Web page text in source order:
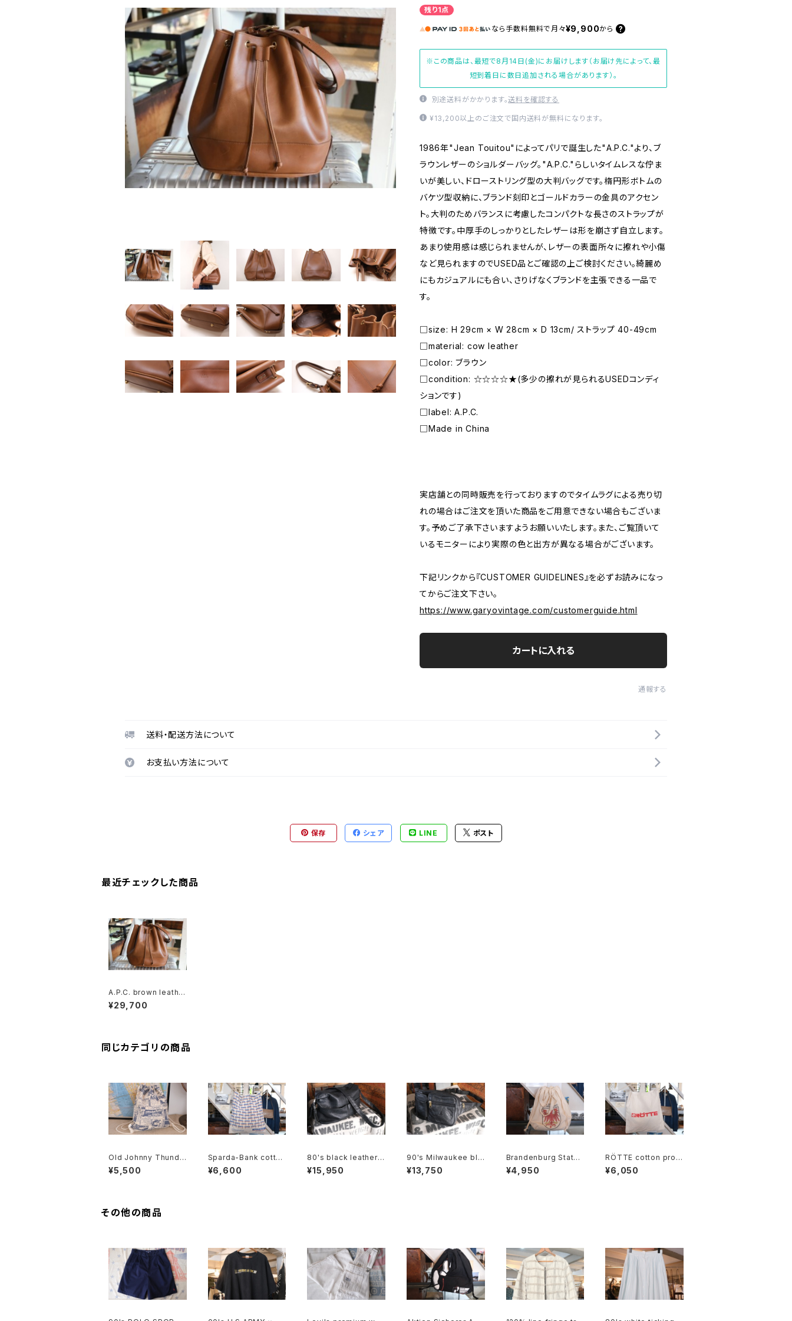
残り1点
なら 手数料無料で 月々¥9,900から
※この商品は、最短で8月14日(金)にお届けします（お届け先によって、最
短到着日に数日追加される場合があります）。
別途送料がかかります。送料を確認する
¥13,200以上のご注文で国内送料が無料になります。
1986年"Jean Touitou"によってパリで誕生した"A.P.C."より、ブ
ラウンレザーのショルダーバッグ。"A.P.C."らしいタイムレスな佇ま
いが美しい、ドローストリング型の大判バッグです。楕円形ボトムの
バケツ型収納に、ブランド刻印とゴールドカラーの金具のアクセン
ト。大判のためバランスに考慮したコンパクトな長さのストラップが
特徴です。中厚手のしっかりとしたレザーは形を崩さず自立します。
あまり使用感は感じられませんが、レザーの表面所々に擦れや小傷
など見られますのでUSED品とご確認の上ご検討ください。綺麗め
にもカジュアルにも合い、さりげなくブランドを主張できる一品で
す。
□size: H 29cm × W 28cm × D 13cm/ ストラップ 40-49cm
□material: cow leather
□color: ブラウン
□condition: ☆☆☆☆★(多少の擦れが見られるUSEDコンディ
ションです)
□label: A.P.C.
□Made in China
実店舗との同時販売を行っておりますのでタイムラグによる売り切
れの場合はご注文を頂いた商品をご用意できない場合もございま
す。予めご了承下さいますようお願いいたします。また、ご覧頂いて
いるモニターにより実際の色と出方が異なる場合がございます。
下記リンクから『CUSTOMER GUIDELINES』を必ずお読みになっ
てからご注文下さい。
https://www.garyovintage.com/customerguide.html
カートに入れる
通報する
送料・配送方法について
お支払い方法について
保存 シェア LINE ポスト
最近チェックした商品
A.P.C. brown leathe
r drawstring should
er Bag
¥29,700
同じカテゴリの商品
Old Johnny Thunde
rs newspaper print
ed canvas Knapsac
¥5,500
Sparda-Bank cotton
promotional should
er Bag
¥6,600
80's black leather b
ox shoulder Bag w/
tassel accent
¥15,950
90's Milwaukee bla
ck all-leather fanny
Pack
¥13,750
Brandenburg State
cotton souvenir dra
wstring Bag
¥4,950
RÖTTE cotton prom
otional shoulder Ba
g
¥6,050
その他の商品